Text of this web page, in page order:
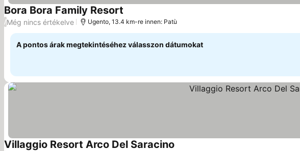
Bora Bora Family Resort
/Még nincs értékelve Ugento, 13.4 km-re innen: Patù
A pontos árak megtekintéséhez válasszon dátumokat
Villaggio Resort Arco Del Saracino